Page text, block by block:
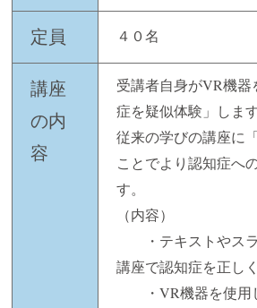
定員 ４０名
講座
の内
容
受講者自身がVR機器
症を疑似体験」します
従来の学びの講座に
ことでより認知症へ
す。
（内容）
・テキストやスラ
講座で認知症を正し
・VR機器を使用